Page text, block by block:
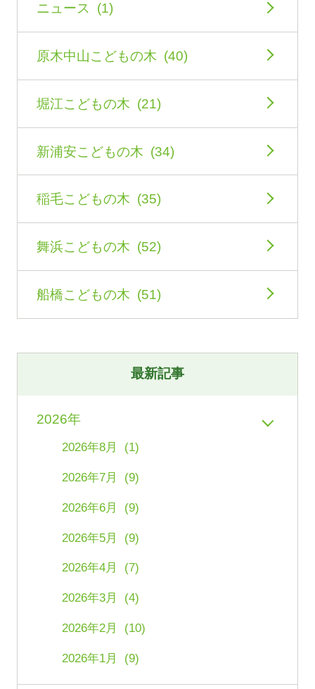
ニュース (1)
原木中山こどもの木 (40)
堀江こどもの木 (21)
新浦安こどもの木 (34)
稲毛こどもの木 (35)
舞浜こどもの木 (52)
船橋こどもの木 (51)
最新記事
2026年
2026年8月 (1)
2026年7月 (9)
2026年6月 (9)
2026年5月 (9)
2026年4月 (7)
2026年3月 (4)
2026年2月 (10)
2026年1月 (9)